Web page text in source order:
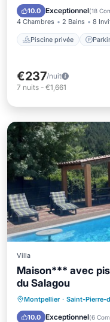
10.0 Exceptionnel(18
4 Chambres 2 Bains 8
Piscine privée
Vue sur l’océan
€237/nuit
7 nuits - €1,661
Villa
Maison*** avec
du Salagou
Montpellier · Saint-Pierre-
10.0 Exceptionnel(6
Piscine privée
Balcon/